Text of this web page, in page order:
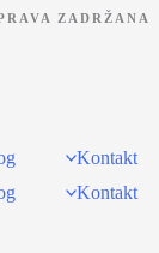
ZADRŽANA
Kontakt
Kontakt